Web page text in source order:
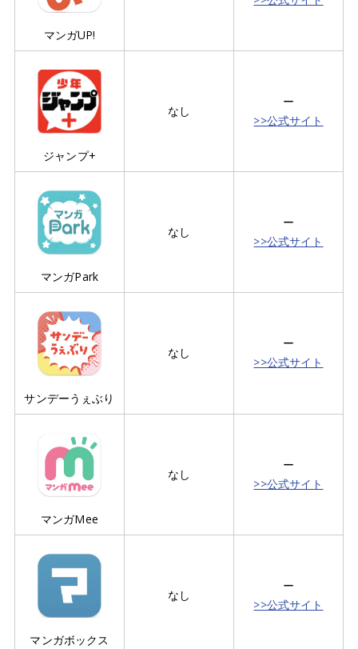
マンガUP!
ジャンプ+
なし
ー
>>公式サイト
マンガPark
なし
ー
>>公式サイト
サンデーうぇぶり
なし
ー
>>公式サイト
マンガMee
なし
ー
>>公式サイト
マンガボックス
なし
ー
>>公式サイト